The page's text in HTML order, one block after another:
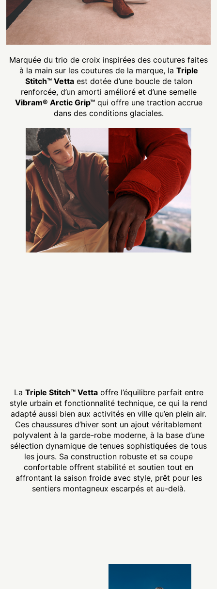
Marquée du trio de croix inspirées des coutures faites
à la main sur les coutures de la marque, la Triple
Stitch™ Vettaest dotée d’une boucle de talon
renforcée, d’un amorti amélioré et d’une semelle
Vibram® Arctic Grip™qui offre une traction accrue
dans des conditions glaciales.
La Triple Stitch™ Vettaoffre l’équilibre parfait entre
style urbain et fonctionnalité technique, ce qui la rend
adapté aussi bien aux activités en ville qu’en plein air.
Ces chaussures d’hiver sont un ajout véritablement
polyvalent à la garde-robe moderne, à la base d’une
sélection dynamique de tenues sophistiquées de tous
les jours. Sa construction robuste et sa coupe
confortable offrent stabilité et soutien tout en
affrontant la saison froide avec style, prêt pour les
sentiers montagneux escarpés et au-delà.